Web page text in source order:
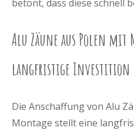
betont, dass diese schnell
Alu Zäune aus Polen mit
langfristige Investition
Die Anschaffung von Alu
Montage stellt eine